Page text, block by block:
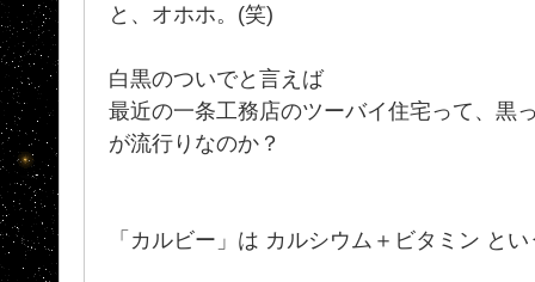
と、オホホ。(笑)
白黒のついでと言えば
最近の一条工務店のツーバイ住宅って、黒
が流行りなのか？
「カルビー」は カルシウム＋ビタミン と